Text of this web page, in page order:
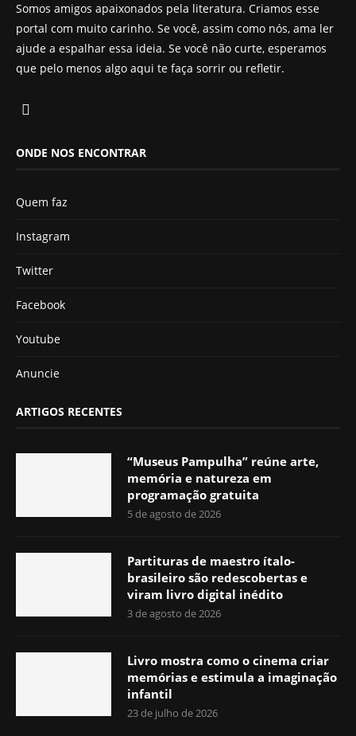
Somos amigos apaixonados pela literatura. Criamos esse
portal com muito carinho. Se você, assim como nós, ama ler
ajude a espalhar essa ideia. Se você não curte, esperamos
que pelo menos algo aqui te faça sorrir ou refletir.
ONDE NOS ENCONTRAR
Quem faz
Instagram
Twitter
Facebook
Youtube
Anuncie
ARTIGOS RECENTES
“Museus Pampulha” reúne arte,
memória e natureza em
programação gratuita
5 de agosto de 2026
Partituras de maestro ítalo-
brasileiro são redescobertas e
viram livro digital inédito
3 de agosto de 2026
Livro mostra como o cinema criar
memórias e estimula a imaginação
infantil
23 de julho de 2026